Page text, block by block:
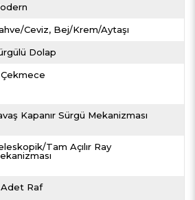
Ceviz Bej/Krem/Aytaşı
Dolap
Kapanır Sürgü Mekanizması
Tam Açılır Ray
Raf